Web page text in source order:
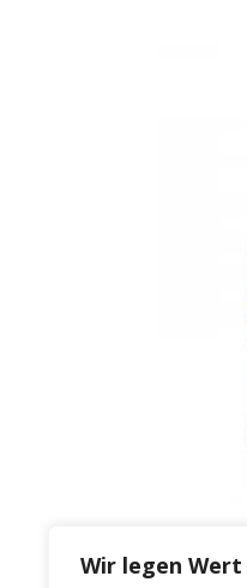
Wir legen